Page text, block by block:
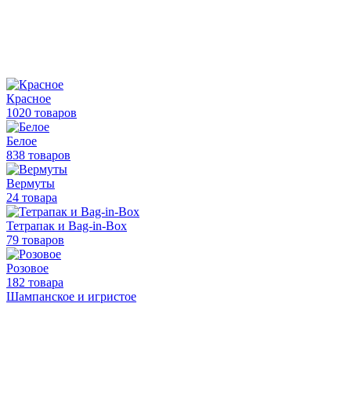
Красное
1020 товаров
Белое
838 товаров
Вермуты
24 товара
Тетрапак и Bag-in-Box
79 товаров
Розовое
182 товара
Шампанское и игристое